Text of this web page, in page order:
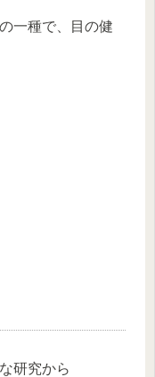
一種で、目の健
研究から